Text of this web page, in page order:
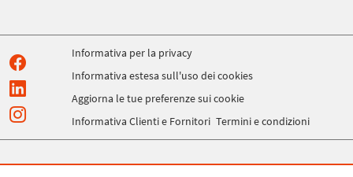
Informativa per la privacy
Informativa estesa sull'uso dei cookies
Aggiorna le tue preferenze sui cookie
Informativa Clienti e Fornitori Termini e condizioni
COPYRIGHT 2022 © REGGIO CHILDREN SRL P.IVA 01586410357 - TUTTI I